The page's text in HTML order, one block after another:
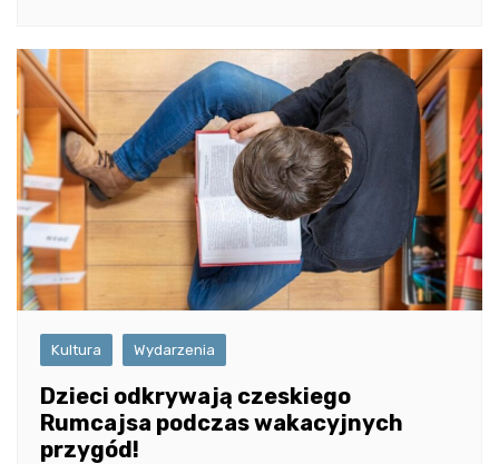
Kultura Wydarzenia
Dzieci odkrywają czeskiego
Rumcajsa podczas wakacyjnych
przygód!